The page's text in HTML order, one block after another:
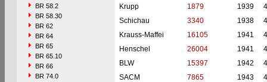
BR 58.2
BR 58.30
BR 62
BR 64
BR 65
BR 65.10
BR 66
BR 74.0
Krupp
1879 1939
Schichau
3340 1938
Krauss-Maffei
16105 1941
Henschel
26004 1941
BLW
15397 1942
SACM
7865 1943